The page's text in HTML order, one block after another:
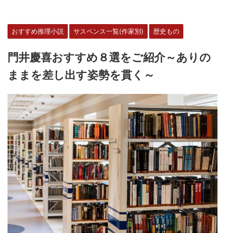
おすすめ推理小説 サスペンス一覧(作家別) 歴史もの
門井慶喜おすすめ８選をご紹介～ありの
ままを差し出す姿勢を貫く～